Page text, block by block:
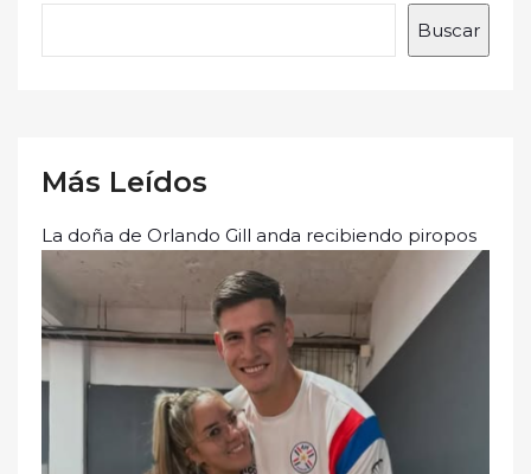
Buscar
Más Leídos
La doña de Orlando Gill anda recibiendo piropos